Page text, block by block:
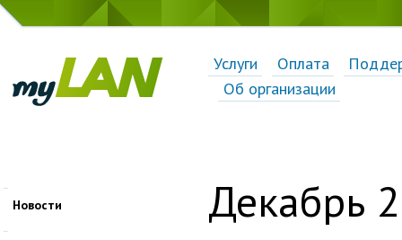
Услуги Оплата
Об организации
Новости Декабрь